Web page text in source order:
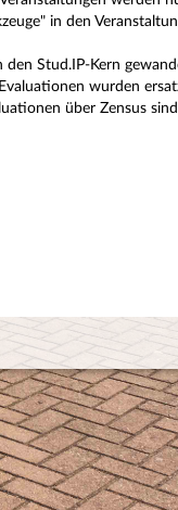
in den
den Stud.IP-Kern
wurden
über Zensus